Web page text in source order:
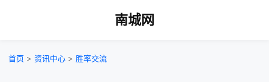
南城网
首页 > 资讯中心 > 胜率交流